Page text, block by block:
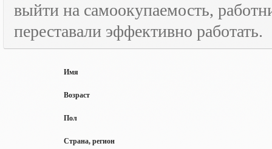
выйти на самоокупаемость,
переставали эффективно работать.
Имя
Возраст
Пол
Страна, регион